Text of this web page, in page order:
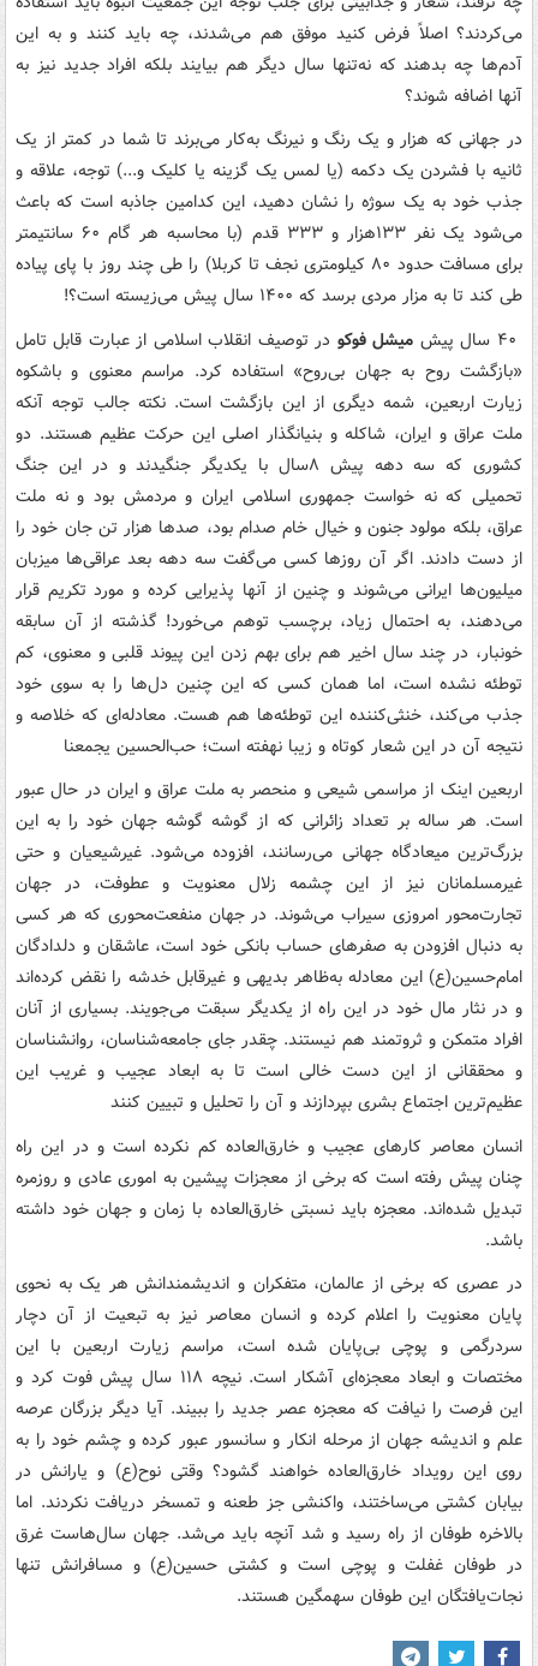
می‌کردند؟ اصلاً فرض کنید موفق هم می‌شدند، چه باید کنند و به این
آدم‌ها چه بدهند که نه‌تنها سال دیگر هم بیایند بلکه افراد جدید نیز به
آنها اضافه شوند؟
در جهانی که هزار و یک رنگ و نیرنگ به‌کار می‌برند تا شما در کمتر از یک
ثانیه با فشردن یک دکمه (یا لمس یک گزینه یا کلیک و...) توجه، علاقه و
جذب خود به یک سوژه را نشان دهید، این کدامین جاذبه است که باعث
می‌شود یک نفر ۱۳۳هزار و ۳۳۳ قدم (با محاسبه هر گام ۶۰ سانتیمتر
برای مسافت حدود ۸۰ کیلومتری نجف تا کربلا) را طی چند روز با پای پیاده
طی کند تا به مزار مردی برسد که ۱۴۰۰ سال پیش می‌زیسته است؟
!
۴۰ سال پیش میشل فوکو در توصیف انقلاب اسلامی از عبارت قابل تامل
«بازگشت روح به جهان بی‌روح» استفاده کرد. مراسم معنوی و باشکوه
زیارت اربعین، شمه دیگری از این بازگشت است. نکته جالب توجه آنکه
ملت عراق و ایران، شاکله و بنیانگذار اصلی این حرکت عظیم هستند. دو
کشوری که سه دهه پیش ۸‌سال با یکدیگر جنگیدند و در این جنگ
تحمیلی که نه خواست جمهوری اسلامی ایران و مردمش بود و نه ملت
عراق، بلکه مولود جنون و خیال خام صدام بود، صدها هزار تن جان خود را
از دست دادند. اگر آن روزها کسی می‌گفت سه دهه بعد عراقی‌ها میزبان
میلیون‌ها ایرانی می‌شوند و چنین از آنها پذیرایی کرده و مورد تکریم قرار
می‌دهند، به احتمال زیاد، برچسب توهم می‌خورد! گذشته از آن سابقه
خونبار، در چند سال اخیر هم برای بهم زدن این پیوند قلبی و معنوی، کم
توطئه نشده است، اما همان کسی که این چنین دل‌ها را به سوی خود
جذب می‌کند، خنثی‌کننده این توطئه‌ها هم هست. معادله‌ای که خلاصه و
نتیجه آن در این شعار کوتاه و زیبا نهفته است؛ حب‌الحسین یجمعنا
اربعین اینک از مراسمی شیعی و منحصر به ملت عراق و ایران در حال عبور
است. هر ساله بر تعداد زائرانی که از گوشه گوشه جهان خود را به این
بزرگ‌ترین میعادگاه جهانی می‌رسانند، افزوده می‌شود. غیرشیعیان و حتی
غیرمسلمانان نیز از این چشمه زلال معنویت و عطوفت، در جهان
تجارت‌محور امروزی سیراب می‌شوند. در جهان منفعت‌محوری که هر کسی
به دنبال افزودن به صفرهای حساب بانکی خود است، عاشقان و دلدادگان
امام‌حسین(ع) این معادله به‌ظاهر بدیهی و غیرقابل خدشه را نقض کرده‌اند
و در نثار مال خود در این راه از یکدیگر سبقت می‌جویند. بسیاری از آنان
افراد متمکن و ثروتمند هم نیستند. چقدر جای جامعه‌شناسان، روانشناسان
و محققانی از این دست خالی است تا به ابعاد عجیب و غریب این
عظیم‌ترین اجتماع بشری بپردازند و آن را تحلیل و تبیین کنند
انسان معاصر کارهای عجیب و خارق‌العاده کم نکرده است و در این راه
چنان پیش رفته است که برخی از معجزات پیشین به اموری عادی و روزمره
تبدیل شده‌اند. معجزه باید نسبتی خارق‌العاده با زمان و جهان خود داشته
باشد.
در عصری که برخی از عالمان، متفکران و اندیشمندانش هر یک به نحوی
پایان معنویت را اعلام کرده و انسان معاصر نیز به تبعیت از آن دچار
سردرگمی و پوچی بی‌پایان شده است، مراسم زیارت اربعین با این
مختصات و ابعاد معجزه‌ای آشکار است. نیچه ۱۱۸ سال پیش فوت کرد و
این فرصت را نیافت که معجزه عصر جدید را ببیند. آیا دیگر بزرگان عرصه
علم و اندیشه جهان از مرحله انکار و سانسور عبور کرده و چشم خود را به
روی این رویداد خارق‌العاده خواهند گشود؟ وقتی نوح(ع) و یارانش در
بیابان کشتی می‌ساختند، واکنشی جز طعنه و تمسخر دریافت نکردند. اما
بالاخره طوفان از راه رسید و شد آنچه باید می‌شد. جهان سال‌هاست غرق
در طوفان غفلت و پوچی است و کشتی حسین(ع) و مسافرانش تنها
نجات‌یافتگان این طوفان سهمگین هستند.